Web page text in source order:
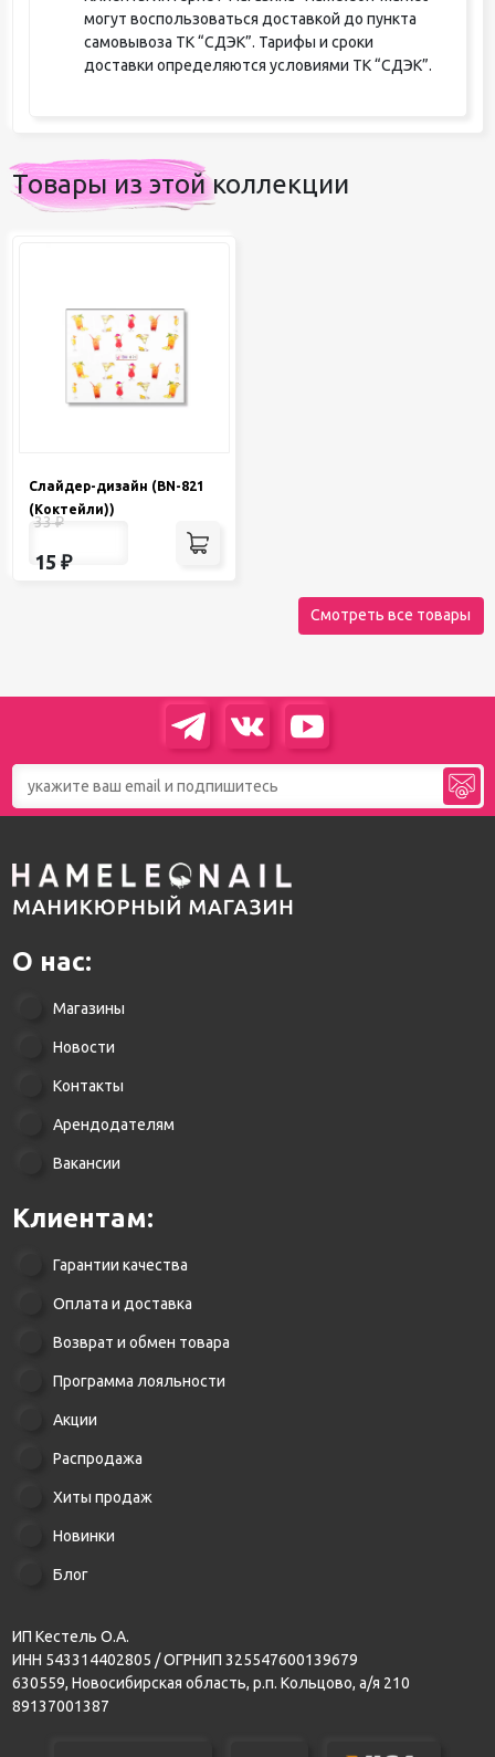
могут воспользоваться доставкой до пункта
самовывоза ТК “СДЭК”. Тарифы и сроки
доставки определяются условиями ТК “СДЭК”.
Товары из этой коллекции
Слайдер-дизайн (BN-821
(Коктейли))
33₽
15 ₽
Смотреть все товары
О нас:
Магазины
Новости
Контакты
Арендодателям
Вакансии
Клиентам:
Гарантии качества
Оплата и доставка
Возврат и обмен товара
Программа лояльности
Акции
Распродажа
Хиты продаж
Новинки
Блог
ИП Кестель О.А.
ИНН 543314402805 / ОГРНИП 325547600139679
630559, Новосибирская область, р.п. Кольцово, а/я 210
89137001387